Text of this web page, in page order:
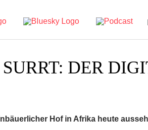
DER
Hof in Afrika heute